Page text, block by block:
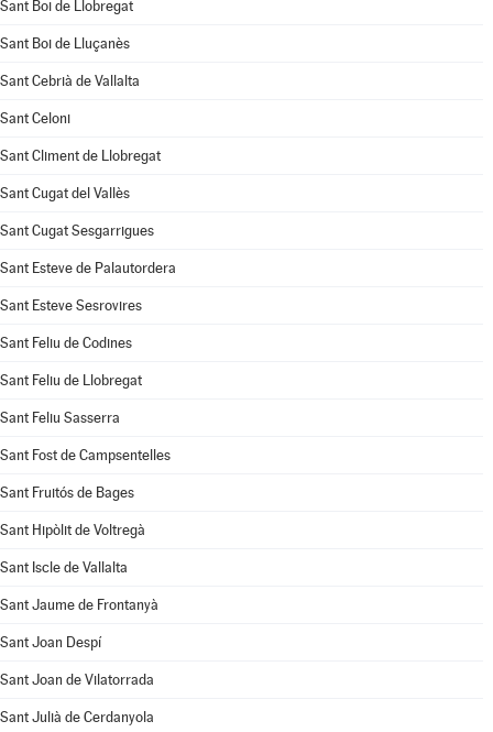
Sant Boi de Llobregat
Sant Boi de Lluçanès
Sant Cebrià de Vallalta
Sant Celoni
Sant Climent de Llobregat
Sant Cugat del Vallès
Sant Cugat Sesgarrigues
Sant Esteve de Palautordera
Sant Esteve Sesrovires
Sant Feliu de Codines
Sant Feliu de Llobregat
Sant Feliu Sasserra
Sant Fost de Campsentelles
Sant Fruitós de Bages
Sant Hipòlit de Voltregà
Sant Iscle de Vallalta
Sant Jaume de Frontanyà
Sant Joan Despí
Sant Joan de Vilatorrada
Sant Julià de Cerdanyola